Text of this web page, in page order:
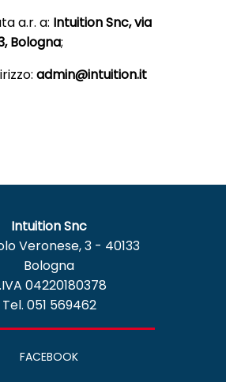
a.r. a: Intuition Snc, via
Bologna;
admin@intuition.it
Intuition Snc
Veronese, 3 - 40133
Bologna
04220180378
Tel. 051 569462
FACEBOOK